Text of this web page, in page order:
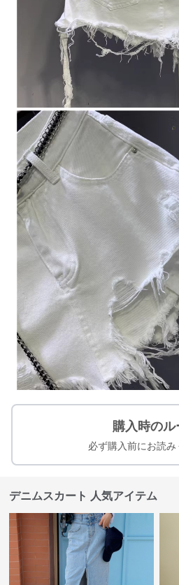
購入時のル
必ず購入前にお読み
デニムスカート 人気アイテム